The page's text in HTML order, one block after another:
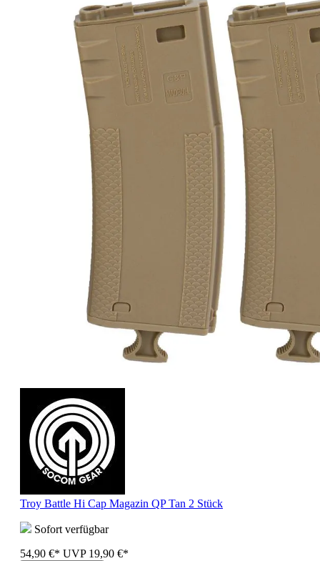
Troy Battle Hi Cap Magazin QP Tan 2 Stück
Sofort verfügbar
54,90 €* UVP 19,90 €*